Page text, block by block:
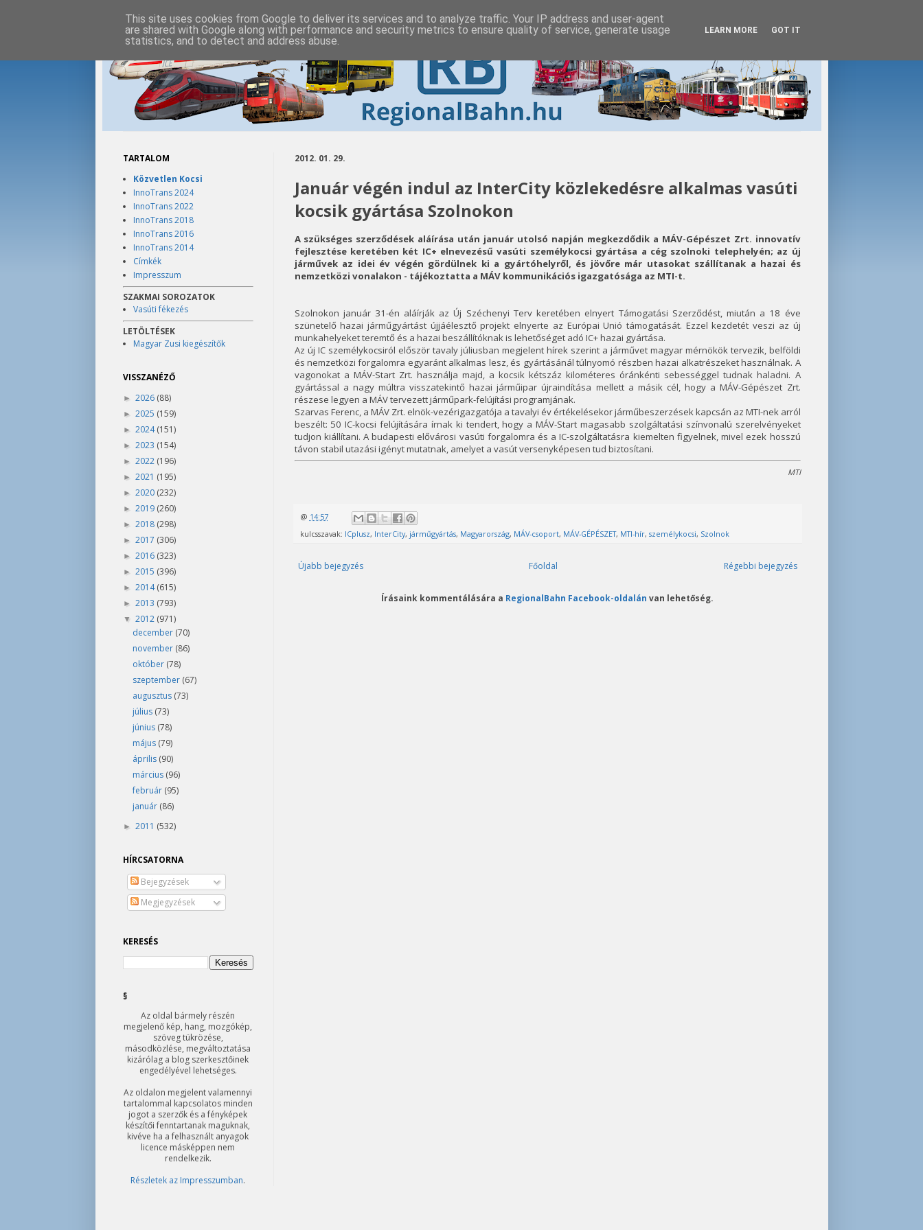
2012. 01. 29.
Január végén indul az InterCity közlekedésre alkalmas vasúti
kocsik gyártása Szolnokon
A szükséges szerződések aláírása után január utolsó napján megkezdődik a MÁV-Gépészet Zrt. innovatív
fejlesztése keretében két IC+ elnevezésű vasúti személykocsi gyártása a cég szolnoki telephelyén; az új
járművek az idei év végén gördülnek ki a gyártóhelyről, és jövőre már utasokat szállítanak a hazai és
nemzetközi vonalakon - tájékoztatta a MÁV kommunikációs igazgatósága az MTI-t.
Szolnokon január 31-én aláírják az Új Széchenyi Terv keretében elnyert Támogatási Szerződést, miután a 18 éve
szünetelő hazai járműgyártást újjáélesztő projekt elnyerte az Európai Unió támogatását. Ezzel kezdetét veszi az új
munkahelyeket teremtő és a hazai beszállítóknak is lehetőséget adó IC+ hazai gyártása.
Az új IC személykocsiról először tavaly júliusban megjelent hírek szerint a járművet magyar mérnökök tervezik, belföldi
és nemzetközi forgalomra egyaránt alkalmas lesz, és gyártásánál túlnyomó részben hazai alkatrészeket használnak. A
vagonokat a MÁV-Start Zrt. használja majd, a kocsik kétszáz kilométeres óránkénti sebességgel tudnak haladni. A
gyártással a nagy múltra visszatekintő hazai járműipar újraindítása mellett a másik cél, hogy a MÁV-Gépészet Zrt.
részese legyen a MÁV tervezett járműpark-felújítási programjának.
Szarvas Ferenc, a MÁV Zrt. elnök-vezérigazgatója a tavalyi év értékelésekor járműbeszerzések kapcsán az MTI-nek arról
beszélt: 50 IC-kocsi felújítására írnak ki tendert, hogy a MÁV-Start magasabb szolgáltatási színvonalú szerelvényeket
tudjon kiállítani. A budapesti elővárosi vasúti forgalomra és a IC-szolgáltatásra kiemelten figyelnek, mivel ezek hosszú
távon stabil utazási igényt mutatnak, amelyet a vasút versenyképesen tud biztosítani.
MTI
@ 14:57
kulcsszavak: ICplusz, InterCity, járműgyártás, Magyarország, MÁV-csoport, MÁV-GÉPÉSZET, MTI-hír, személykocsi, Szolnok
Újabb bejegyzés Régebbi bejegyzés
Főoldal
Írásaink kommentálására a RegionalBahn Facebook-oldalán van lehetőség.
TARTALOM
Közvetlen Kocsi
InnoTrans 2024
InnoTrans 2022
InnoTrans 2018
InnoTrans 2016
InnoTrans 2014
Címkék
Impresszum
SZAKMAI SOROZATOK
Vasúti fékezés
LETÖLTÉSEK
Magyar Zusi kiegészítők
VISSZANÉZŐ
► 2026 (88)
► 2025 (159)
► 2024(151)
► 2023 (154)
► 2022 (196)
► 2021 (195)
► 2020 (232)
► 2019 (260)
► 2018 (298)
► 2017 (306)
► 2016 (323)
► 2015 (396)
► 2014(615)
► 2013 (793)
▼ 2012 (971)
december (70)
november (86)
október (78)
szeptember (67)
augusztus (73)
július (73)
június (78)
május (79)
április (90)
március (96)
február (95)
január (86)
► 2011 (532)
HÍRCSATORNA
Bejegyzések
Megjegyzések
KERESÉS
§
Az oldal bármely részén
megjelenő kép, hang, mozgókép,
szöveg tükrözése,
másodközlése, megváltoztatása
kizárólag a blog szerkesztőinek
engedélyével lehetséges.
Az oldalon megjelent valamennyi
tartalommal kapcsolatos minden
jogot a szerzők és a fényképek
készítői fenntartanak maguknak,
kivéve ha a felhasznált anyagok
licence másképpen nem
rendelkezik.
Részletek az Impresszumban.
This site uses cookies from Google to deliver its services and to analyze traffic. Your IP address and user-agent
are shared with Google along with performance and security metrics to ensure quality of service, generate usage
statistics, and to detect and address abuse.
LEARN MORE GOT IT